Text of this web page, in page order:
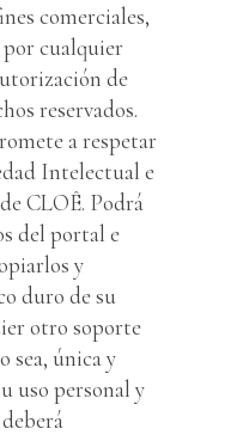
comerciales,
cualquier
de
reservados.
a respetar
Intelectual e
CLOÊ. Podrá
del portal e
y
duro de su
otro soporte
sea, única y
uso personal y